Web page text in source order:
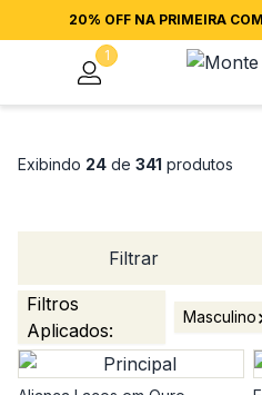
20% OFF NA PRIMEIRA
1
Exibindo 24 de 341 produtos
Filtrar
Filtros
Aplicados:
Masculino